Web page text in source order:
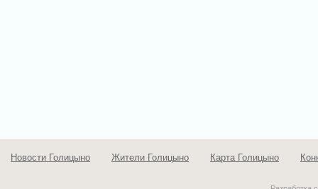
Новости Голицыно Жители Голицыно Карта Голицыно